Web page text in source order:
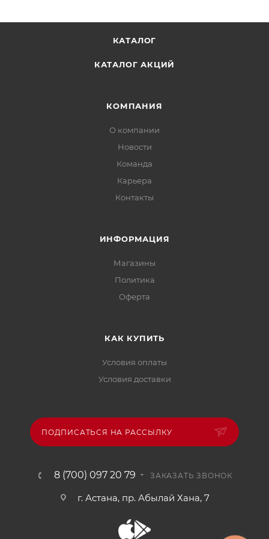
КАТАЛОГ
КАТАЛОГ АКЦИЙ
КОМПАНИЯ
О компании
Новости
Команда
Карьера
Контакты
ИНФОРМАЦИЯ
Магазины
Политика
Офертa
КАК КУПИТЬ
Условия оплаты
Условия доставки
ПОДПИСАТЬСЯ НА РАССЫЛКУ
8 (700) 097 20 79 ЗАКАЗАТЬ ЗВОНОК
г. Астана, пр. Абылай Хана, 7